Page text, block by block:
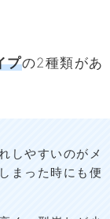
プの2種類があ
しやすいのがメ
まった時にも便